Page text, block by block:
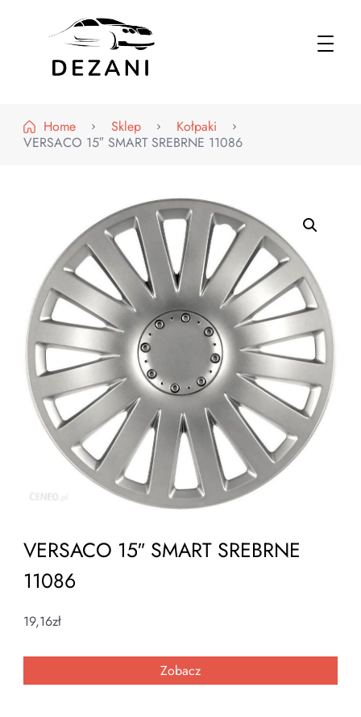
Home
Sklep
Kołpaki
VERSACO 15″ SMART SREBRNE 11086
VERSACO 15″ SMART SREBRNE
11086
19,16zł
Zobacz